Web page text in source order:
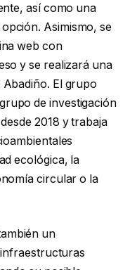
así como una
Asimismo, se
web con
y se realizará una
El grupo
de investigación
2018 y trabaja
ecológica, la
circular o la
un